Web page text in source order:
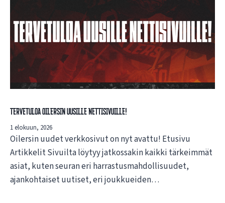
Tervetuloa Oilersin uusille nettisivuille!
1 elokuun, 2026
Oilersin uudet verkkosivut on nyt avattu! Etusivu
Artikkelit Sivuilta löytyy jatkossakin kaikki tärkeimmät
asiat, kuten seuran eri harrastusmahdollisuudet,
ajankohtaiset uutiset, eri joukkueiden…